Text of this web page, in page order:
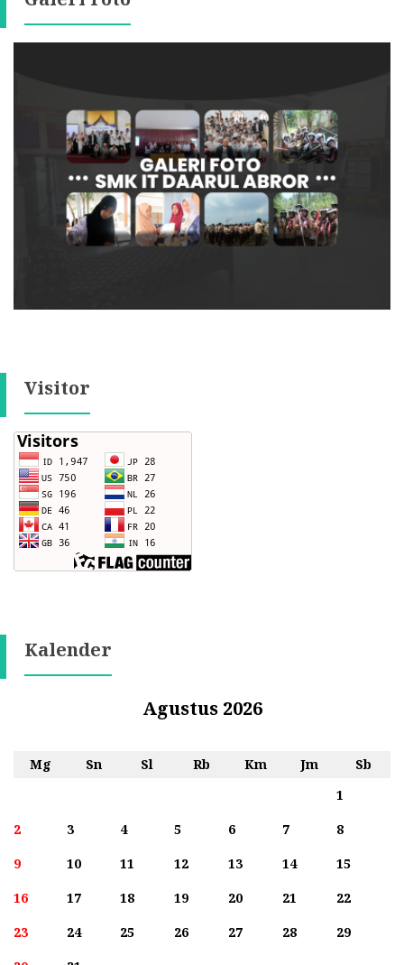
Visitor
Kalender
Agustus 2026
Mg Sn Sl Rb Km Jm
Sb
1
2
3 4 5 6 7
8
9
10 11 12 13 14
15
16
17 18 19 20 21
22
23
24 25 26 27 28
29